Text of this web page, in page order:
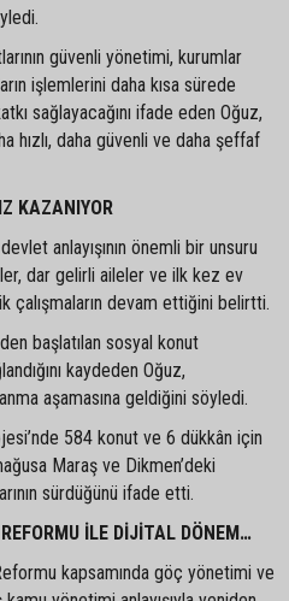
güvenli yönetimi, kurumlar
işlemlerini daha kısa sürede
sağlayacağını ifade eden Oğuz,
hızlı, daha güvenli ve daha şeffaf
KAZANIYOR
anlayışının önemli bir unsuru
dar gelirli aileler ve ilk kez ev
çalışmaların devam ettiğini belirtti.
başlatılan sosyal konut
kaydeden Oğuz,
aşamasına geldiğini söyledi.
584 konut ve 6 dükkân için
Maraş ve Dikmen’deki
sürdüğünü ifade etti.
İLE DİJİTAL DÖNEM…
kapsamında göç yönetimi ve